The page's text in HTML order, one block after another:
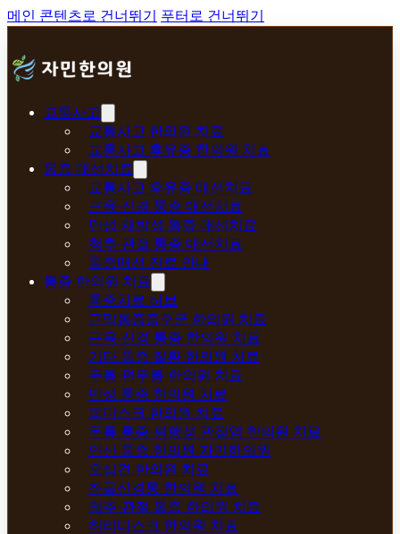
메인 콘텐츠로 건너뛰기 푸터로 건너뛰기
교통사고
교통사고 한의원 치료
교통사고 후유증 한의원 치료
통증 매선치료
교통사고 후유증 매선치료
근육·신경 통증 매선치료
만성·재발성 통증 매선치료
척추·관절 통증 매선치료
통증매선 진료 안내
통증 한의원 치료
통증치료 허브
근막통증증후군 한의원 치료
근육·신경 통증 한의원 치료
기타 통증 질환 한의원 치료
두통·편두통 한의원 치료
만성 통증 한의원 치료
목디스크 한의원 치료
무릎 통증·퇴행성 관절염 한의원 치료
안산 통증 한의원 자민한의원
오십견 한의원 치료
좌골신경통 한의원 치료
척추·관절 통증 한의원 치료
허리디스크 한의원 치료